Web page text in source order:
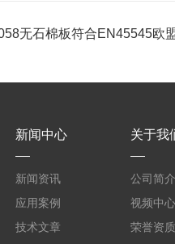
无石棉板符合EN45545欧
新闻中心
新闻资讯
应用案例
技术文章
关于我
公司简介
视频中心
荣誉资质